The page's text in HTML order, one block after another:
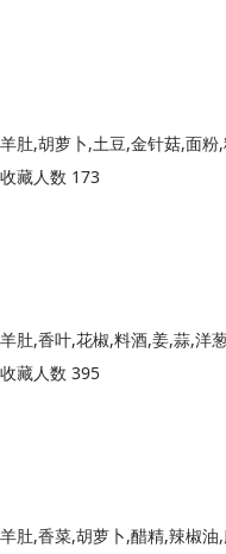
羊肚,胡萝卜,土豆,金针菇,面
收藏人数 173
羊肚,香叶,花椒,料酒,姜,蒜,洋
收藏人数 395
羊肚,香菜,胡萝卜,醋精,辣椒油